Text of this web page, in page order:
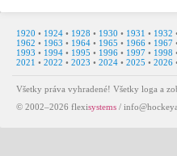
1920 • 1924 • 1928 • 1930 • 1931 • 1932
1962 • 1963 • 1964 • 1965 • 1966 • 1967
1993 • 1994 • 1995 • 1996 • 1997 • 1998
2021 • 2022 • 2023 • 2024 • 2025 • 2026
Všetky práva vyhradené! Všetky loga a
© 2002–2026 flexisystems /